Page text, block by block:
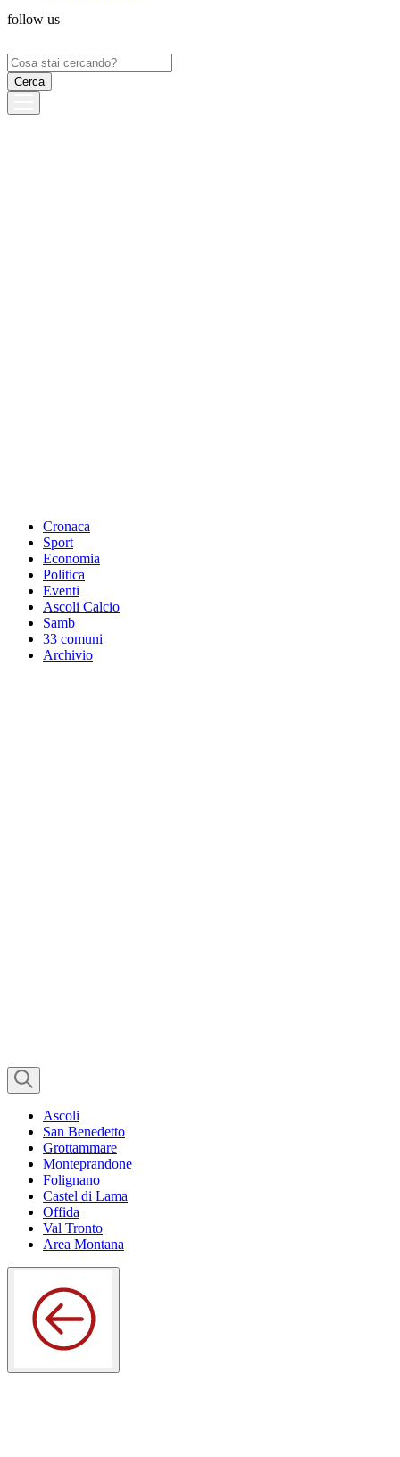
follow us
Ricerca
per:
Cronaca
Sport
Economia
Politica
Eventi
Ascoli Calcio
Samb
33 comuni
Archivio
Ascoli
San Benedetto
Grottammare
Monteprandone
Folignano
Castel di Lama
Offida
Val Tronto
Area Montana